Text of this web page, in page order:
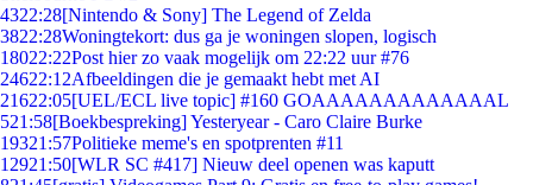
4322:28[Nintendo & Sony] The Legend of Zelda
3822:28Woningtekort: dus ga je woningen slopen, logisch
18022:22Post hier zo vaak mogelijk om 22:22 uur #76
24622:12Afbeeldingen die je gemaakt hebt met AI
21622:05[UEL/ECL live topic] #160 GOAAAAAAAAAAAAAL
521:58[Boekbespreking] Yesteryear - Caro Claire Burke
19321:57Politieke meme's en spotprenten #11
12921:50[WLR SC #417] Nieuw deel openen was kaputt